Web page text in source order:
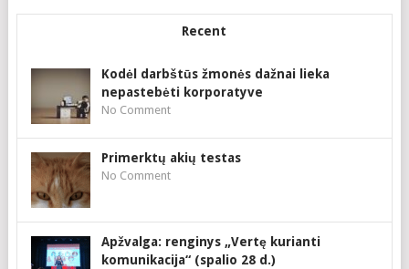
Recent
Kodėl darbštūs žmonės dažnai lieka
nepastebėti korporatyve
No Comment
Primerktų akių testas
No Comment
Apžvalga: renginys „Vertę kurianti
komunikacija“ (spalio 28 d.)